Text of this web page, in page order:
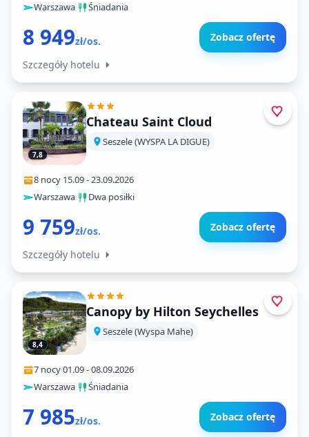
Warszawa· Śniadania
8 949zł/os. Zobacz ofertę
Szczegóły hotelu
7,8
Chateau Saint Cloud
Seszele (WYSPA LA DIGUE)
8 nocy·15.09-23.09.2026
Warszawa· Dwa posiłki
9 759zł/os. Zobacz ofertę
Szczegóły hotelu
8,4
Canopy by Hilton Seychelles
Seszele (Wyspa Mahe)
7 nocy·01.09-08.09.2026
Warszawa· Śniadania
7 985zł/os. Zobacz ofertę